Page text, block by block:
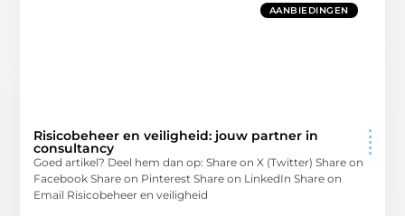
AANBIEDINGEN
Risicobeheer en veiligheid: jouw partner in
consultancy
Goed artikel? Deel hem dan op: Share on X (Twitter) Share on
Facebook Share on Pinterest Share on LinkedIn Share on
Email Risicobeheer en veiligheid